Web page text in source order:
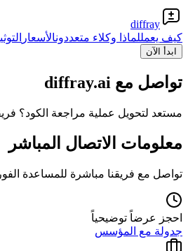
diffray
كيف يعمللماذا وكلاء متعددونالأسعار
ابدأ الآن
تواصل مع diffray.ai
مستعد لتحويل عملية مراجعة الكود؟ فريقنا الخبير
معلومات الاتصال المباشر
تواصل مع فريقنا مباشرة للمساعدة
احجز عرضاً توضيحياً
جدولة مع المؤسس